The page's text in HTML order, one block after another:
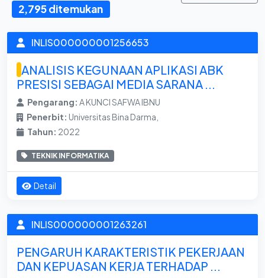
2,795 ditemukan
INLIS000000001256653
ANALISIS KEGUNAAN APLIKASI ABK
PRESISI SEBAGAI MEDIA SARANA ...
Pengarang: A KUNCI SAFWA IBNU
Penerbit: Universitas Bina Darma,
Tahun: 2022
TEKNIK INFORMATIKA
Detail
INLIS000000001263261
PENGARUH KARAKTERISTIK PEKERJAAN
DAN KEPUASAN KERJA TERHADAP ...